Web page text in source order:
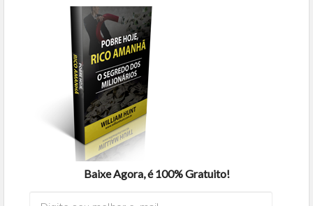
Baixe Agora, é 100% Gratuito!